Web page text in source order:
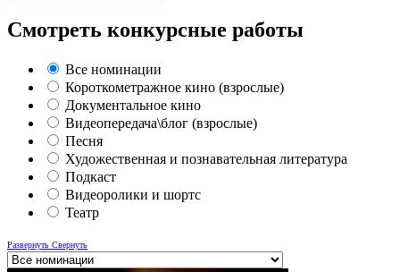
Смотреть конкурсные работы
Все номинации
Короткометражное кино (взрослые)
Документальное кино
Видеопередача\блог (взрослые)
Песня
Художественная и познавательная литература
Подкаст
Видеоролики и шортс
Театр
Развернуть Свернуть